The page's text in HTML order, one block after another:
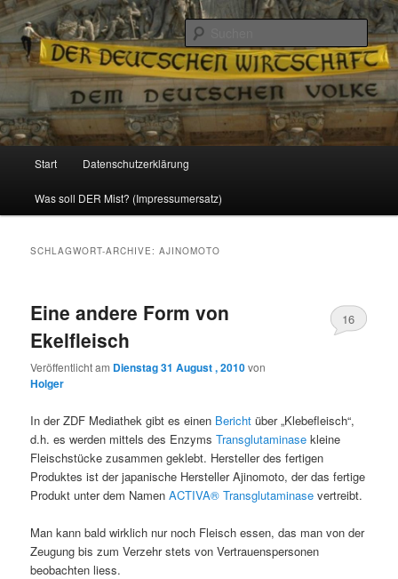
Reizzentrum
Politik, Wirtschaft, Soziales und Gesellschaft
Zum
Inhalt
Zum
sekundären
Start Datenschutzerklärung
Was soll DER Mist? (Impressumersatz)
SCHLAGWORT-ARCHIVE:AJINOMOTO
Eine andere Form von
Ekelfleisch
Veröffentlicht am Dienstag 31 August , 2010von
Holger
16
In der ZDF Mediathek gibt es einen Bericht über „Klebefleisch“,
d.h. es werden mittels des EnzymsTransglutaminase kleine
Fleischstücke zusammen geklebt. Hersteller des fertigen
Produktes ist der japanische Hersteller Ajinomoto, der das fertige
Produkt unter dem NamenACTIVA® Transglutaminase vertreibt.
Man kann bald wirklich nur noch Fleisch essen, das man von der
Zeugung bis zum Verzehr stets von Vertrauenspersonen
beobachten liess.